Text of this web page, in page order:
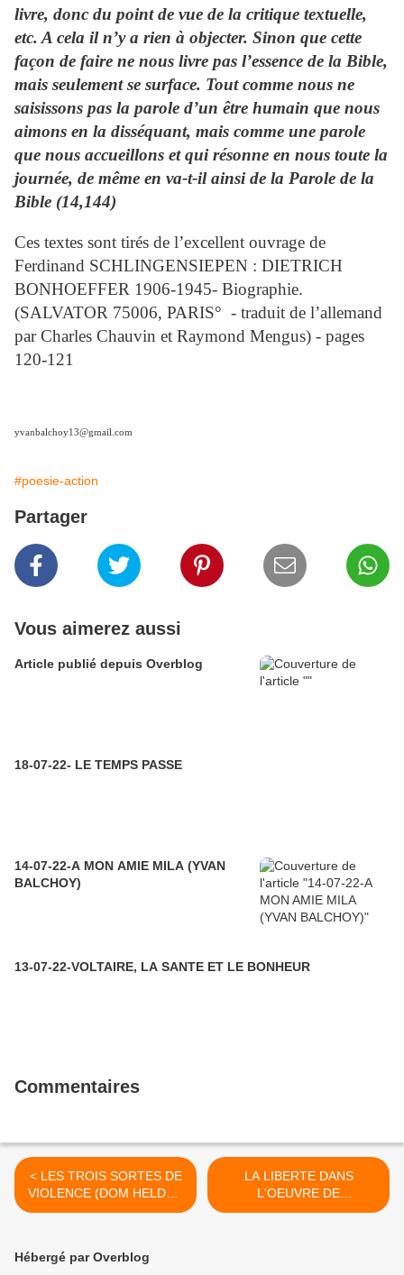
livre, donc du point de vue de la critique textuelle,
etc. A cela il n’y a rien à objecter. Sinon que cette
façon de faire ne nous livre pas l’essence de la Bible,
mais seulement se surface. Tout comme nous ne
saisissons pas la parole d’un être humain que nous
aimons en la disséquant, mais comme une parole
que nous accueillons et qui résonne en nous toute la
journée, de même en va-t-il ainsi de la Parole de la
Bible (14,144)
Ces textes sont tirés de l’excellent ouvrage de
Ferdinand SCHLINGENSIEPEN : DIETRICH
BONHOEFFER 1906-1945- Biographie.
(SALVATOR 75006, PARIS° - traduit de l’allemand
par Charles Chauvin et Raymond Mengus) - pages
120-121
yvanbalchoy13@gmail.com
#poesie-action
Partager
Vous aimerez aussi
Article publié depuis Overblog
18-07-22- LE TEMPS PASSE
14-07-22-A MON AMIE MILA (YVAN
BALCHOY)
13-07-22-VOLTAIRE, LA SANTE ET LE BONHEUR
Commentaires
< LES TROIS SORTES DE
VIOLENCE (DOM HELDER
CAMARA)
LA LIBERTE DANS
L'OEUVRE DE
DOSTOÏEVSKI : ÊTRE
Hébergé par Overblog